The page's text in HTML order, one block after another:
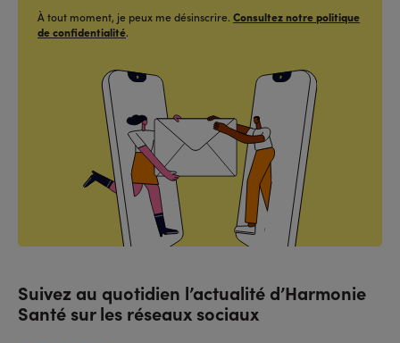
À tout moment, je peux me désinscrire. Consultez notre politique
de confidentialité.
Suivez au quotidien l’actualité d’Harmonie
Santé sur les réseaux sociaux